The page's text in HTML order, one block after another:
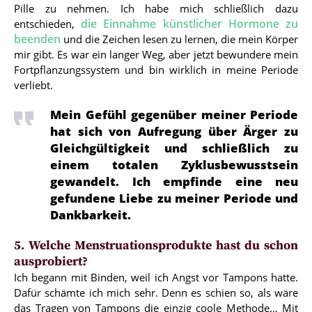
Pille zu nehmen. Ich habe mich schließlich dazu
entschieden,die Einnahme künstlicher Hormone zu
beenden und die Zeichen lesen zu lernen, die mein Körper
mir gibt. Es war ein langer Weg, aber jetzt bewundere mein
Fortpflanzungssystem und bin wirklich in meine Periode
verliebt.
Mein Gefühl gegenüber meiner Periode
hat sich von Aufregung über Ärger zu
Gleichgültigkeit und schließlich zu
einem totalen Zyklusbewusstsein
gewandelt. Ich empfinde eine neu
gefundene Liebe zu meiner Periode und
Dankbarkeit.
5. Welche Menstruationsprodukte hast du schon
ausprobiert?
Ich begann mit Binden, weil ich Angst vor Tampons hatte.
Dafür schämte ich mich sehr. Denn es schien so, als wäre
das Tragen von Tampons die einzig coole Methode… Mit